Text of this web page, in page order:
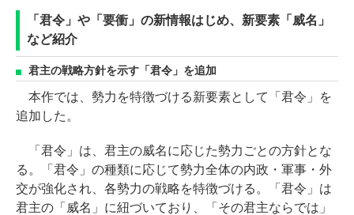
「君令」や「要衝」の新情報はじめ、新要素「威名」
など紹介
君主の戦略方針を示す「君令」を追加
本作では、勢力を特徴づける新要素として「君令」を
追加した。
「君令」は、君主の威名に応じた勢力ごとの方針とな
る。「君令」の種類に応じて勢力全体の内政・軍事・外
交が強化され、各勢力の戦略を特徴づける。「君令」は
君主の「威名」に紐づいており、「その君主ならでは」